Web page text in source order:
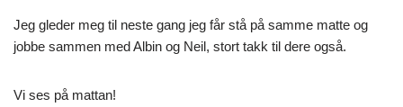
Jeg gleder meg til neste gang jeg får stå på samme matte og
jobbe sammen med Albin og Neil, stort takk til dere også.
Vi ses på mattan!